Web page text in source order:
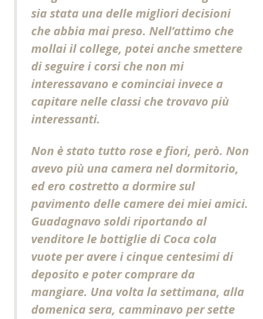
sia stata una delle migliori decisioni
che abbia mai preso. Nell’attimo che
mollai il college, potei anche smettere
di seguire i corsi che non mi
interessavano e cominciai invece a
capitare nelle classi che trovavo più
interessanti.
Non è stato tutto rose e fiori, però. Non
avevo più una camera nel dormitorio,
ed ero costretto a dormire sul
pavimento delle camere dei miei amici.
Guadagnavo soldi riportando al
venditore le bottiglie di Coca cola
vuote per avere i cinque centesimi di
deposito e poter comprare da
mangiare. Una volta la settimana, alla
domenica sera, camminavo per sette